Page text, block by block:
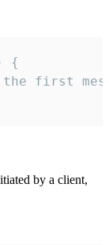
{
first
by a client,